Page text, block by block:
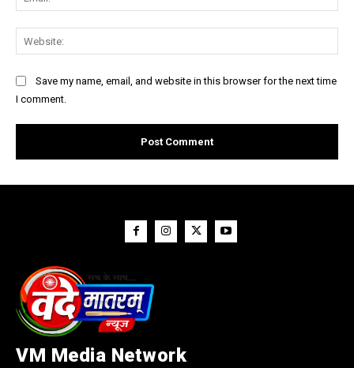
Save my name, email, and website in this browser for the next time
I comment.
VM Media Network